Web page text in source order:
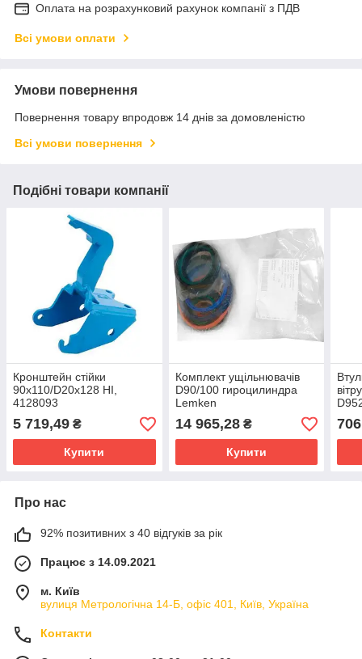
Оплата на розрахунковий рахунок компанії з ПДВ
Всі умови оплати
Умови повернення
Повернення товару впродовж 14 днів за домовленістю
Всі умови повернення
Подібні товари компанії
Кронштейн стійки
90x110/D20x128 HI,
4128093
5 719,49 ₴
Купити
Комплект ущільнювачів
D90/100 гироцилиндра
Lemken
14 965,28₴
Купити
706
Про нас
92% позитивних з 40 відгуків за рік
Працює з 14.09.2021
м. Київ
вулиця Метрологічна 14-Б, офіс 401, Київ, Україна
Контакти